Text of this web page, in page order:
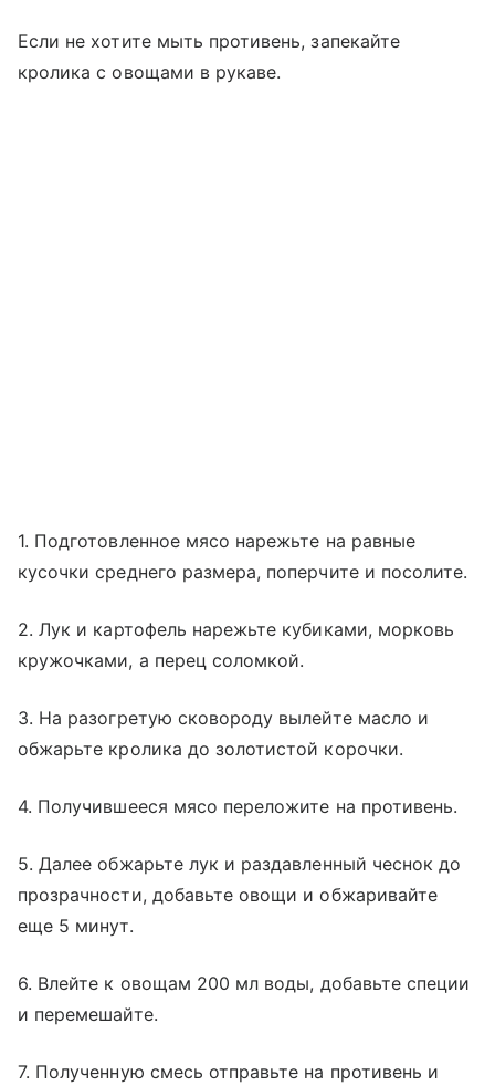
Если не хотите мыть противень, запекайте
кролика с овощами в рукаве.
1. Подготовленное мясо нарежьте на равные
кусочки среднего размера, поперчите и посолите.
2. Лук и картофель нарежьте кубиками, морковь
кружочками, а перец соломкой.
3. На разогретую сковороду вылейте масло и
обжарьте кролика до золотистой корочки.
4. Получившееся мясо переложите на противень.
5. Далее обжарьте лук и раздавленный чеснок до
прозрачности, добавьте овощи и обжаривайте
еще 5 минут.
6. Влейте к овощам 200 мл воды, добавьте специи
и перемешайте.
7. Полученную смесь отправьте на противень и